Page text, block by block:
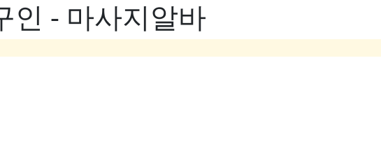
인 - 마사지알바